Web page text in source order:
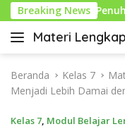
a
Breaking News
yang Penuh
Materi Lengkap
I
f
o
e
Beranda Kelas 7
Menjadi Lebih Damai
Kelas 7, Modul Belajar